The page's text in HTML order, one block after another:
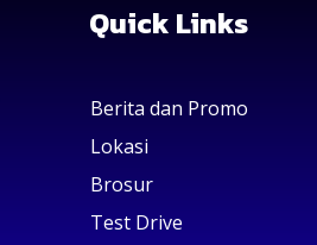
Quick Links
Berita dan Promo
Lokasi
Brosur
Test Drive